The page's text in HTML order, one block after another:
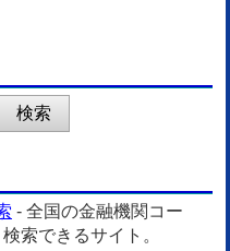
- 全国の金融機関コー
索できるサイト。